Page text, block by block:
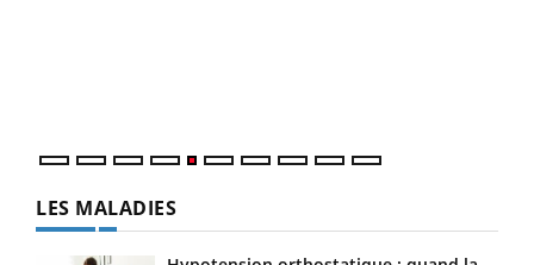
LES MALADIES